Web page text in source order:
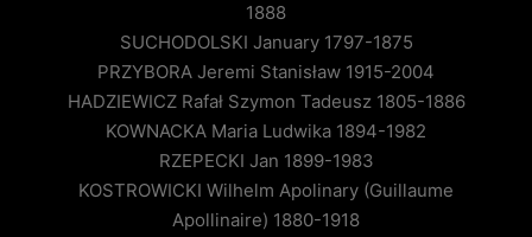
1888
SUCHODOLSKI January 1797-1875
PRZYBORA Jeremi Stanisław 1915-2004
HADZIEWICZ Rafał Szymon Tadeusz 1805-1886
KOWNACKA Maria Ludwika 1894-1982
RZEPECKI Jan 1899-1983
KOSTROWICKI Wilhelm Apolinary (Guillaume
Apollinaire) 1880-1918